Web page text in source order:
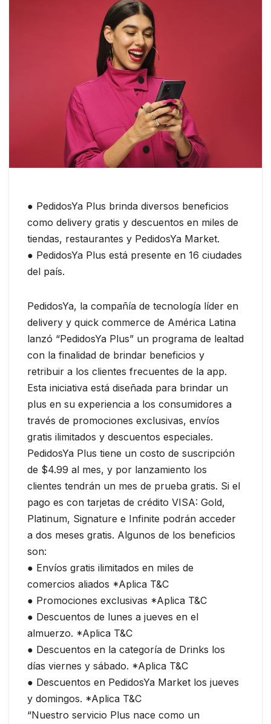
● PedidosYa Plus brinda diversos beneficios
como delivery gratis y descuentos en miles de
tiendas, restaurantes y PedidosYa Market.
● PedidosYa Plus está presente en 16 ciudades
del país.
PedidosYa, la compañía de tecnología líder en
delivery y quick commerce de América Latina
lanzó “PedidosYa Plus” un programa de lealtad
con la finalidad de brindar beneficios y
retribuir a los clientes frecuentes de la app.
Esta iniciativa está diseñada para brindar un
plus en su experiencia a los consumidores a
través de promociones exclusivas, envíos
gratis ilimitados y descuentos especiales.
PedidosYa Plus tiene un costo de suscripción
de $4.99 al mes, y por lanzamiento los
clientes tendrán un mes de prueba gratis. Si el
pago es con tarjetas de crédito VISA: Gold,
Platinum, Signature e Infinite podrán acceder
a dos meses gratis. Algunos de los beneficios
son:
● Envíos gratis ilimitados en miles de
comercios aliados *Aplica T&C
● Promociones exclusivas *Aplica T&C
● Descuentos de lunes a jueves en el
almuerzo. *Aplica T&C
● Descuentos en la categoría de Drinks los
días viernes y sábado. *Aplica T&C
● Descuentos en PedidosYa Market los jueves
y domingos. *Aplica T&C
“Nuestro servicio Plus nace como un